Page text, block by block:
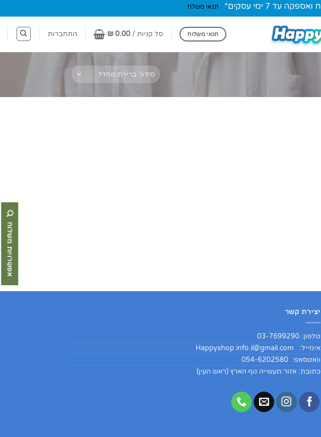
- תנאי משלח
תנאי משלוח סל קניות / ₪ 0.00 התחברות
יצירת קשר
טלפון: 03-7699290
אימייל: Happyshop.info.il@gmail.com
וואטסאפ: 054-6202580
כתובת: אזור תעשייה נוף הארץ (ראש העין)
אפשרויות משלוח